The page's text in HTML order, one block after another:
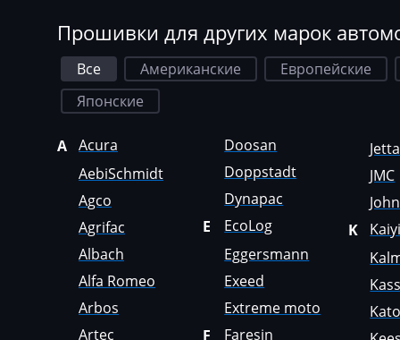
CMI
Comacchio
Cupra
Dacia
Daewoo
DAF
Daihatsu
Dammann
Derways
Прошивки для других марок
Все Американские Европейские
Японские
A Acura
AebiSchmidt
Agco
Agrifac
Albach
Alfa Romeo
Arbos
Artec
Doosan
Doppstadt
Dynapac
E
EcoLog
Eggersmann
Exeed
Extreme moto
F
Faresin
Jetta
JMC
K
Kaiyi
Kato